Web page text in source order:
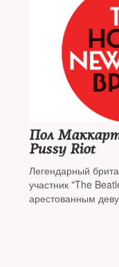
Пол
Pussy Riot
Легендарный
участник "The
арестованным